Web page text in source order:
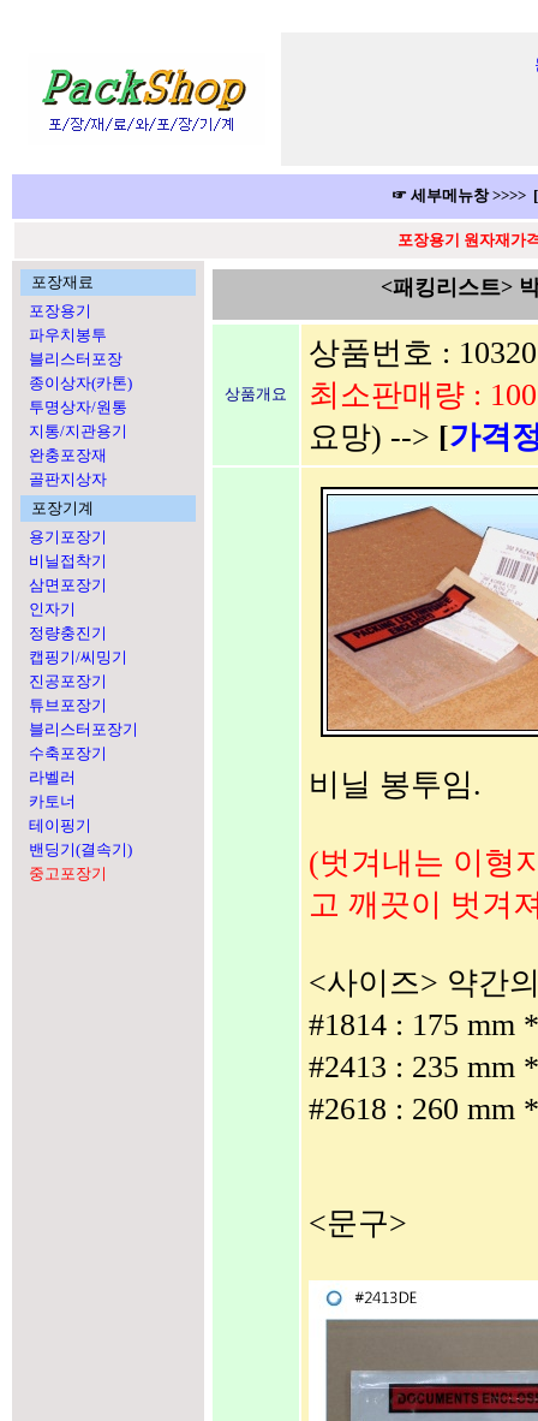
☞ 세부메뉴창
포장용기 원자재가
포장재료
포장용기
파우치봉투
블리스터포장
종이상자(카톤)
투명상자/원통
지통/지관용기
완충포장재
골판지상자
포장기계
용기포장기
비닐접착기
삼면포장기
인자기
정량충진기
캡핑기/씨밍기
진공포장기
튜브포장기
블리스터포장기
수축포장기
라벨러
카토너
테이핑기
밴딩기(결속기)
중고포장기
<패킹리스트>
상품개요
상품번호 :
최소판매량 :
요망) --> [가격
비닐 봉투임.
(벗겨내는 이형
고 깨끗이 벗겨
<사이즈> 약간
#1814 : 175 mm
#2413 : 235 mm
#2618 : 260 mm
<문구>